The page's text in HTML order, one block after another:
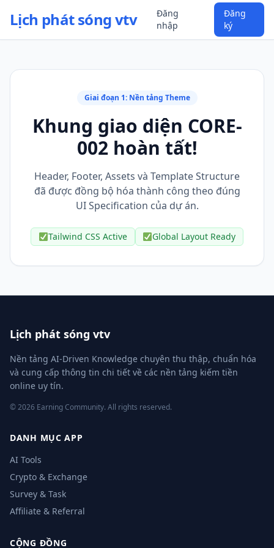
Lịch phát sóng vtv
Đăng
nhập
Đăng
ký
Giai đoạn 1: Nền tảng Theme
Khung giao diện CORE-
002 hoàn tất!
Header, Footer, Assets và Template Structure
đã được đồng bộ hóa thành công theo đúng
UI Specification của dự án.
Tailwind CSS Active Global Layout Ready
Lịch phát sóng vtv
Nền tảng AI-Driven Knowledge chuyên thu thập, chuẩn hóa
và cung cấp thông tin chi tiết về các nền tảng kiếm tiền
online uy tín.
© 2026 Earning Community. All rights reserved.
DANH MỤC APP
AI Tools
Crypto & Exchange
Survey & Task
Affiliate & Referral
CỘNG ĐỒNG